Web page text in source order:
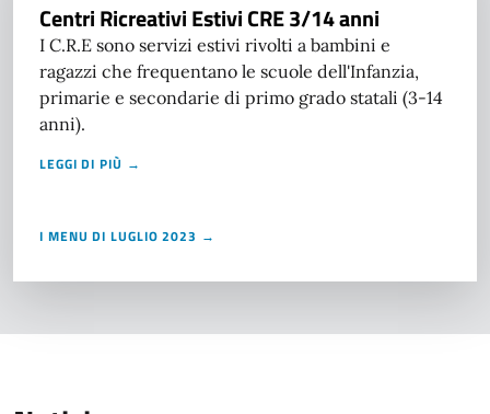
Centri Ricreativi Estivi CRE 3/14 anni
I C.R.E sono servizi estivi rivolti a bambini e
ragazzi che frequentano le scuole dell'Infanzia,
primarie e secondarie di primo grado statali (3-14
anni).
LEGGI DI PIÙ →
I MENU DI LUGLIO 2023 →